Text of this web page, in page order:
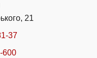
21
37
600